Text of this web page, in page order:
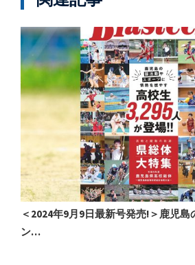
＜2024年9月9日最新号発売!＞鹿児
ン…